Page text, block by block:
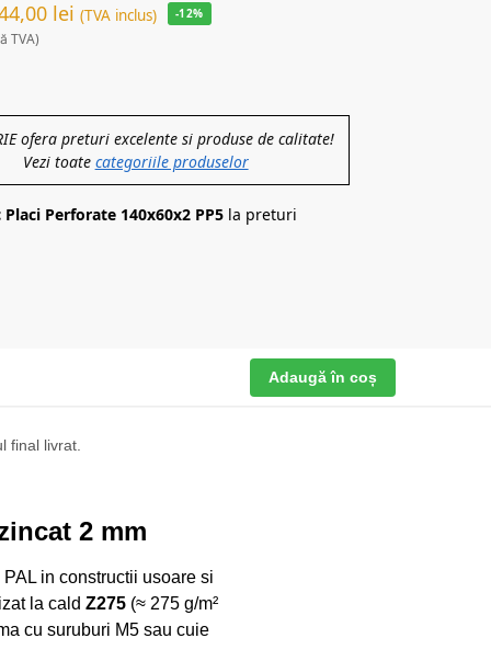
lei (TVA inclus)
TVA)
-12%
ofera preturi excelente si produse de calitate!
Vezi toate categoriile produselor
Perforate 140x60x2 PP5 la preturi
Adaugă în coș
final livrat.
2 mm
in constructii usoare si
la cald Z275(≈ 275 g/m²
cu suruburi M5 sau cuie